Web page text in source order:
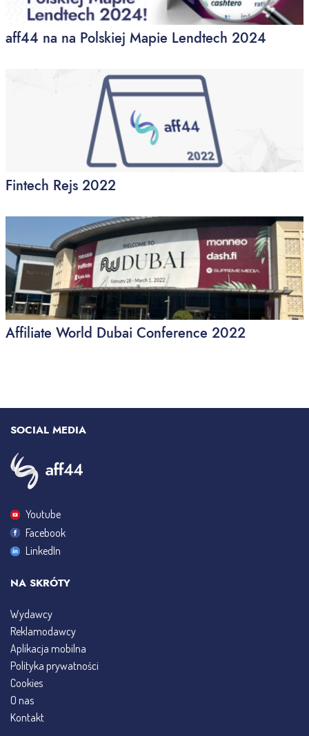
aff44 na na Polskiej Mapie Lendtech 2024
Fintech Rejs 2022
Affiliate World Dubai Conference 2022
SOCIAL MEDIA
Youtube
Facebook
LinkedIn
NA SKRÓTY
Wydawcy
Reklamodawcy
Aplikacja mobilna
Polityka prywatności
Cookies
O nas
Kontakt